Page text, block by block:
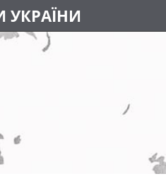
УКРАЇНИ